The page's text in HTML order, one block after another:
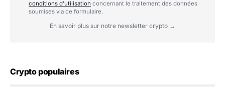
conditions d'utilisation concernant le traitement des données
soumises via ce formulaire.
En savoir plus sur notre newsletter crypto →
Crypto populaires